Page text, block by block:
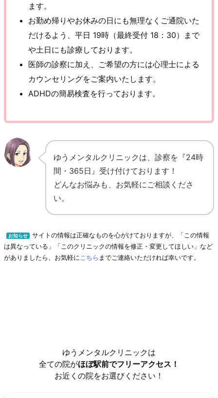
ます。
お勤め帰りやお休みの日にも無理なくご通院いた
だけるよう、平日 19時（最終受付 18：30）まで
や土日にも診療しております。
医師の診察に加え、ご希望の方には心理士による
カウンセリングをご案内いたします。
ADHDの簡易検査を行っております。
ゆうメンタルクリニックは、診察を『24時
間・365日』受け付けております！
どんなお悩みも、お気軽にご相談くださ
い。
お知らせ
サイトの情報は正確なものを心がけておりますが、「この情報
は異なっている」「このクリニックの情報を修正・変更してほしい」など
がありましたら、お気軽に こちら までご連絡いただければ幸いです。
ゆうメンタルクリニックは
全ての院がほぼ駅前でフリーアクセス！
お近くの院をお選びください！